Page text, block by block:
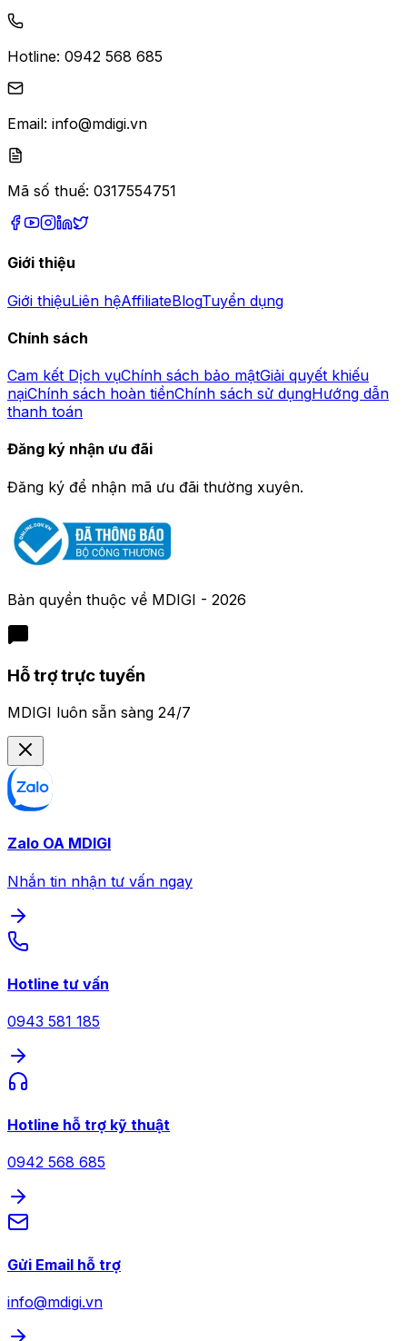
Hotline: 0942 568 685
Email: info@mdigi.vn
Mã số thuế: 0317554751
Giới thiệu
Giới thiệuLiên hệAffiliateBlogTuyển dụng
Chính sách
Cam kết Dịch vụChính sách bảo mậtGiải quyết khiếu
nạiChính sách hoàn tiềnChính sách sử dụngHướng dẫn
thanh toán
Đăng ký nhận ưu đãi
Đăng ký để nhận mã ưu đãi thường xuyên.
Bản quyền thuộc về MDIGI - 2026
Hỗ trợ trực tuyến
MDIGI luôn sẵn sàng 24/7
Zalo OA MDIGI
Nhắn tin nhận tư vấn ngay
Hotline tư vấn
0943 581 185
Hotline hỗ trợ kỹ thuật
0942 568 685
Gửi Email hỗ trợ
info@mdigi.vn